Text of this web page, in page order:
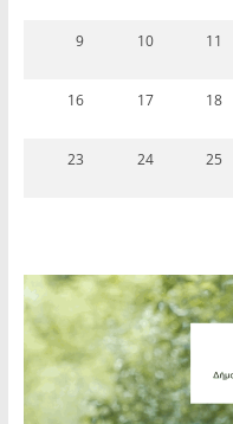
9 10 11
16 17 18
23 24 25